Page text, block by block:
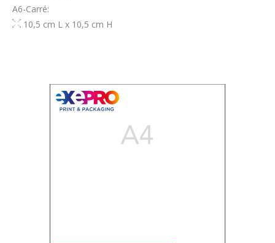
A6-Carré:
10,5 cm L x 10,5 cm H